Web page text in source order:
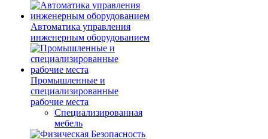
Автоматика управления
инженерным оборудованием
Промышленные и
специализированные
рабочие места
Специализированная
мебель